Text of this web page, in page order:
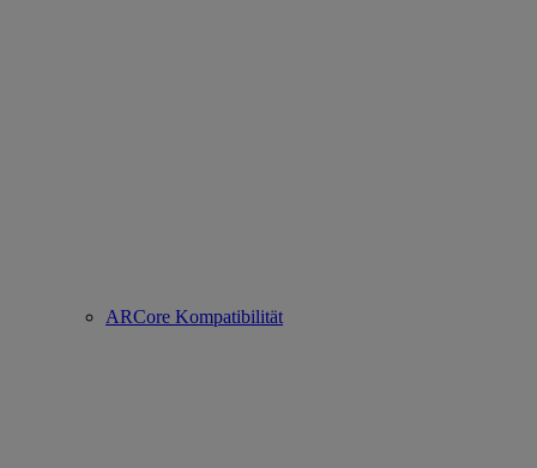
ARCore Kompatibilität